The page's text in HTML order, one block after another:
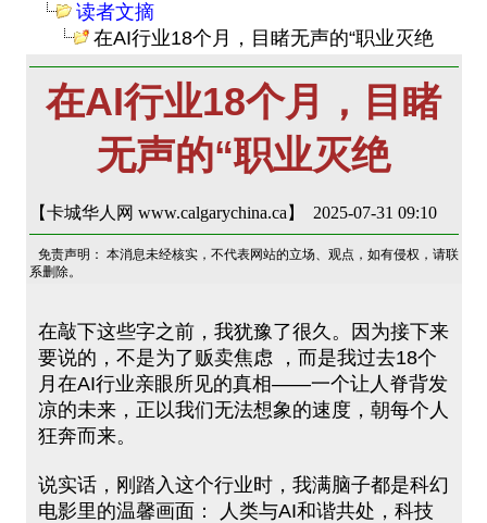
读者文摘
在AI行业18个月，目睹无声的“职业灭绝
在AI行业18个月，目睹
无声的“职业灭绝
【卡城华人网 www.calgarychina.ca】 2025-07-31 09:10
免责声明： 本消息未经核实，不代表网站的立场、观点，如有侵权，请联
系删除。
在敲下这些字之前，我犹豫了很久。因为接下来
要说的，不是为了贩卖焦虑 ，而是我过去18个
月在AI行业亲眼所见的真相——⼀个让人脊背发
凉的未来，正以我们无法想象的速度，朝每个人
狂奔而来。
说实话，刚踏入这个行业时，我满脑子都是科幻
电影里的温馨画面： 人类与AI和谐共处，科技